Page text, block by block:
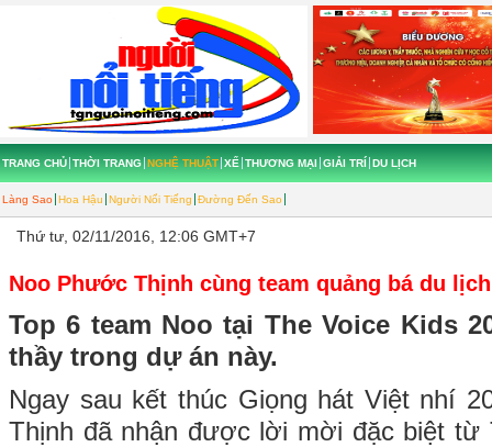
TRANG CHỦ THỜI TRANG NGHỆ THUẬT
Làng Sao Hoa Hậu Người Nổi Tiếng Đường Đến Sao
XẾ THƯƠNG MẠI GIẢI TRÍ DU LỊCH
Thứ tư, 02/11/2016, 12:06 GMT+7
Noo Phước Thịnh cùng team quảng bá du
Top 6 team Noo tại The Voice Kids
thầy trong dự án này.
Ngay sau kết thúc Giọng hát Việt nhí
Thịnh đã nhận được lời mời đặc biệt từ